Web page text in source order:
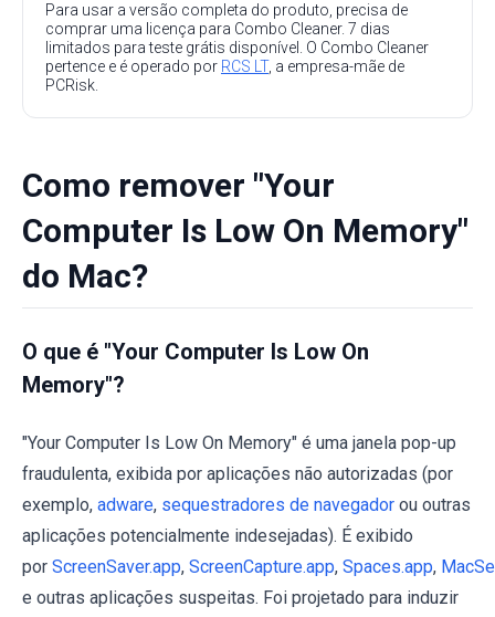
Para usar a versão completa do produto, precisa de
comprar uma licença para Combo Cleaner. 7 dias
limitados para teste grátis disponível. O Combo Cleaner
pertence e é operado por RCS LT, a empresa-mãe de
PCRisk.
Como remover "Your
Computer Is Low On Memory"
do Mac?
O que é "Your Computer Is Low On
Memory"?
"Your Computer Is Low On Memory" é uma janela pop-up
fraudulenta, exibida por aplicações não autorizadas (por
exemplo, adware, sequestradores de navegador ou outras
aplicações potencialmente indesejadas). É exibido
por ScreenSaver.app, ScreenCapture.app, Spaces.app,
e outras aplicações suspeitas. Foi projetado para induzir